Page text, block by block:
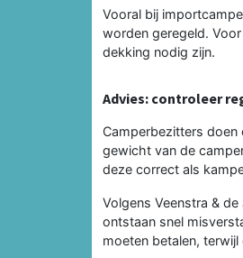
Vooral bij
worden geregeld.
dekking nodig zijn.
Advies: controleer
Camperbezitters doen
gewicht van de
deze correct als
Volgens Veenstra &
ontstaan snel
moeten betalen,